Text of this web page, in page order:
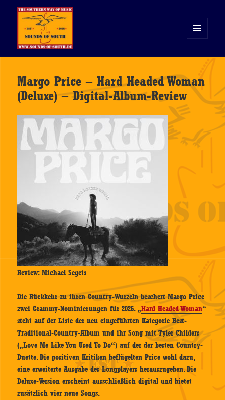
WIDGETS
Margo Price – Hard Headed Woman
(Deluxe) – Digital-Album-Review
Review: Michael Segets
Die Rückkehr zu ihren Country-Wurzeln beschert Margo Price
zwei Grammy-Nominierungen für 2026. „Hard Headed Woman“
steht auf der Liste der neu eingeführten Kategorie Best-
Traditional-Country-Album und ihr Song mit Tyler Childers
(„Love Me Like You Used To Do“) auf der der besten Country-
Duette. Die positiven Kritiken beflügelten Price wohl dazu,
eine erweiterte Ausgabe des Longplayers herauszugeben. Die
Deluxe-Version erscheint ausschließlich digital und bietet
zusätzlich vier neue Songs.